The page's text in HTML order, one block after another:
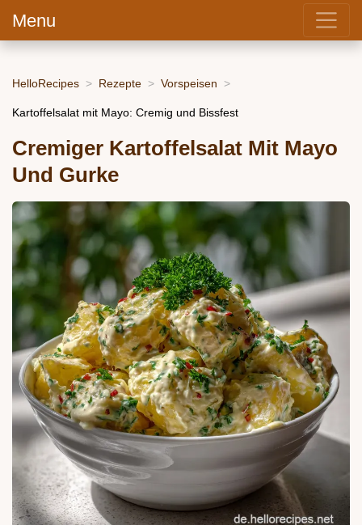
Menu
HelloRecipes Rezepte Vorspeisen
Kartoffelsalat mit Mayo: Cremig und Bissfest
Cremiger Kartoffelsalat Mit Mayo
Und Gurke